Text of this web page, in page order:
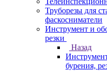
Труборезы для
фаскосниматели
Инструмент и
резки
Назад
бурения,